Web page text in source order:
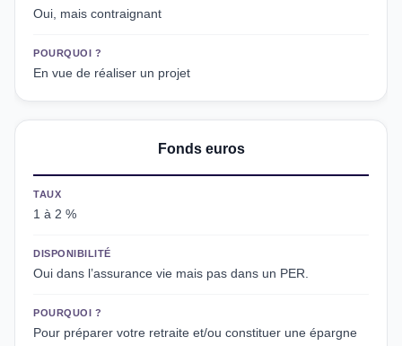
Oui, mais contraignant
POURQUOI ?
En vue de réaliser un projet
Fonds euros
TAUX
1 à 2 %
DISPONIBILITÉ
Oui dans l’assurance vie mais pas dans un PER.
POURQUOI ?
Pour préparer votre retraite et/ou constituer une épargne